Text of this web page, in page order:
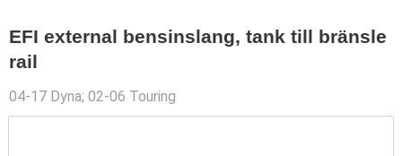
EFI external bensinslang, tank till bränsle
rail
04-17 Dyna; 02-06 Touring